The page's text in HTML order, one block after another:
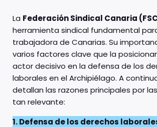
La Federación Sindical Canaria
herramienta sindical fundamental
trabajadora de Canarias. Su
varios factores clave que la
actor decisivo en la defensa de los
laborales en el Archipiélago. A
detallan las razones principales por
tan relevante:
1. Defensa de los derechos